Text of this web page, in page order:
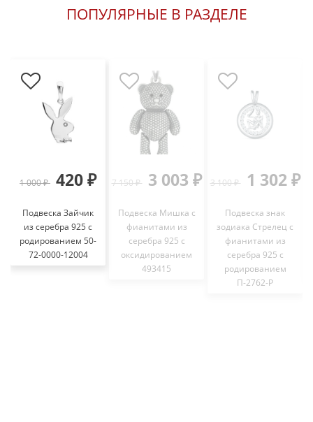
ПОПУЛЯРНЫЕ В РАЗДЕЛЕ
1 000 ₽ 420 ₽
Подвеска Зайчик
из серебра 925 с
родированием 50-
72-0000-12004
7 150 ₽ 3 003 ₽
Подвеска Мишка с
фианитами из
серебра 925 с
оксидированием
493415
3 100 ₽ 1 302 ₽
Подвеска знак
зодиака Стрелец с
фианитами из
серебра 925 с
родированием
П-2762-Р